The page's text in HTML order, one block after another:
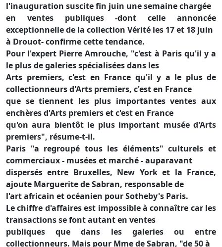
l'inauguration suscite fin juin une semaine chargée
en ventes publiques -dont celle annoncée
exceptionnelle de la collection Vérité les 17 et 18 juin
à Drouot- confirme cette tendance.
Pour l'expert Pierre Amrouche, "c'est à Paris qu'il y a
le plus de galeries spécialisées dans les
Arts premiers, c'est en France qu'il y a le plus de
collectionneurs d'Arts premiers, c'est en France
que se tiennent les plus importantes ventes aux
enchères d'Arts premiers et c'est en France
qu'on aura bientôt le plus important musée d'Arts
premiers", résume-t-il.
Paris "a regroupé tous les éléments" culturels et
commerciaux - musées et marché - auparavant
dispersés entre Bruxelles, New York et la France,
ajoute Marguerite de Sabran, responsable de
l'art africain et océanien pour Sotheby's Paris.
Le chiffre d'affaires est impossible à connaître car les
transactions se font autant en ventes
publiques que dans les galeries ou entre
collectionneurs. Mais pour Mme de Sabran, "de 50 à